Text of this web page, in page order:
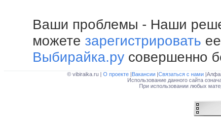
Ваши проблемы - Наши
можете зарегистрировать
Выбирайка.ру совершенно
© vibiraika.ru | О проекте |Вакансии |Связаться с нами
Использование данного сайта
При использовании любых